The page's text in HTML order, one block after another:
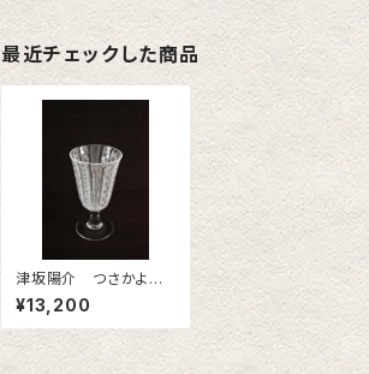
最近チェックした商品
津坂陽介 つさかよう
すけ レースガラス ミ
ニワイングラス 2
¥13,200